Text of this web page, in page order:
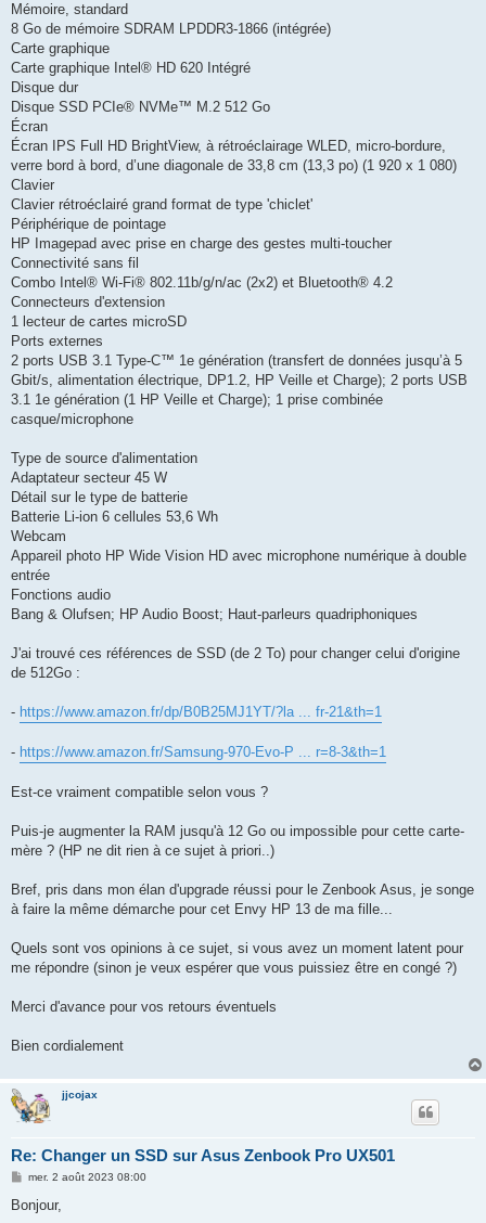
Mémoire, standard
8 Go de mémoire SDRAM LPDDR3-1866 (intégrée)
Carte graphique
Carte graphique Intel® HD 620 Intégré
Disque dur
Disque SSD PCIe® NVMe™ M.2 512 Go
Écran
Écran IPS Full HD BrightView, à rétroéclairage WLED, micro-bordure,
verre bord à bord, d’une diagonale de 33,8 cm (13,3 po) (1 920 x 1 080)
Clavier
Clavier rétroéclairé grand format de type 'chiclet'
Périphérique de pointage
HP Imagepad avec prise en charge des gestes multi-toucher
Connectivité sans fil
Combo Intel® Wi-Fi® 802.11b/g/n/ac (2x2) et Bluetooth® 4.2
Connecteurs d'extension
1 lecteur de cartes microSD
Ports externes
2 ports USB 3.1 Type-C™ 1e génération (transfert de données jusqu’à 5
Gbit/s, alimentation électrique, DP1.2, HP Veille et Charge); 2 ports USB
3.1 1e génération (1 HP Veille et Charge); 1 prise combinée
casque/microphone
Type de source d'alimentation
Adaptateur secteur 45 W
Détail sur le type de batterie
Batterie Li-ion 6 cellules 53,6 Wh
Webcam
Appareil photo HP Wide Vision HD avec microphone numérique à double
entrée
Fonctions audio
Bang & Olufsen; HP Audio Boost; Haut-parleurs quadriphoniques
J'ai trouvé ces références de SSD (de 2 To) pour changer celui d'origine
de 512Go :
- https://www.amazon.fr/dp/B0B25MJ1YT/?la ... fr-21&th=1
- https://www.amazon.fr/Samsung-970-Evo-P ... r=8-3&th=1
Est-ce vraiment compatible selon vous ?
Puis-je augmenter la RAM jusqu'à 12 Go ou impossible pour cette carte-
mère ? (HP ne dit rien à ce sujet à priori..)
Bref, pris dans mon élan d'upgrade réussi pour le Zenbook Asus, je songe
à faire la même démarche pour cet Envy HP 13 de ma fille...
Quels sont vos opinions à ce sujet, si vous avez un moment latent pour
me répondre (sinon je veux espérer que vous puissiez être en congé ?)
Merci d'avance pour vos retours éventuels
Bien cordialement
jjcojax
Re: Changer un SSD sur Asus Zenbook Pro UX501
M
s
mer. 2 août 2023 08:00
Bonjour,